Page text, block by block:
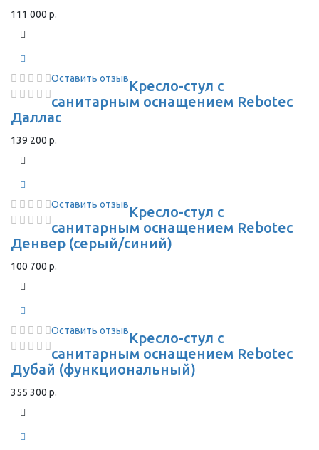
111 000 р.
Оставить отзывКресло-стул с
санитарным оснащением Rebotec
Даллас
139 200 р.
Оставить отзывКресло-стул с
санитарным оснащением Rebotec
Денвер (серый/синий)
100 700 р.
Оставить отзывКресло-стул с
санитарным оснащением Rebotec
Дубай (функциональный)
355 300 р.